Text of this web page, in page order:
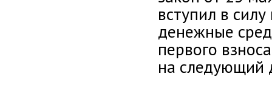
вступил в
денежные
первого
на следующий